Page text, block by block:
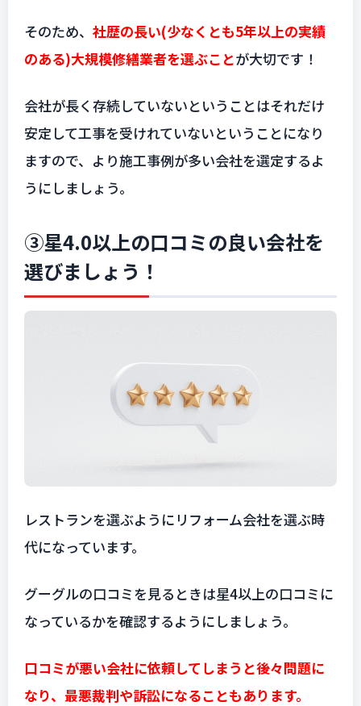
そのため、 社歴の長い(少なくとも5年以上の実績
のある)大規模修繕業者を選ぶことが大切です！
会社が長く存続していないということはそれだけ
安定して工事を受けれていないということになり
ますので、より施工事例が多い会社を選定するよ
うにしましょう。
③星4.0以上の口コミの良い会社を
選びましょう！
レストランを選ぶようにリフォーム会社を選ぶ時
代になっています。
グーグルの口コミを見るときは星4以上の口コミに
なっているかを確認するようにしましょう。
口コミが悪い会社に依頼してしまうと後々問題に
なり、最悪裁判や訴訟になることもあります。